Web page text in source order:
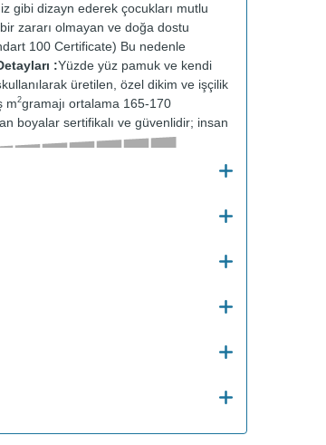
gibi dizayn ederek çocukları mutlu
zararı olmayan ve doğa dostu
100 Certificate) Bu nedenle
:Yüzde yüz pamuk ve kendi
kullanılarak üretilen, özel dikim ve işçilik
m2gramajı ortalama 165-170
boyalar sertifikalı ve güvenlidir; insan